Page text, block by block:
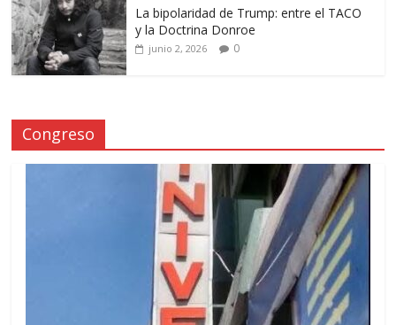
La bipolaridad de Trump: entre el TACO
y la Doctrina Donroe
junio 2, 2026 0
Congreso